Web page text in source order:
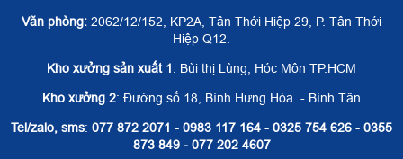
Văn phòng: 2062/12/152, KP2A, Tân Thới Hiệp 29, P. Tân Thới
Hiệp Q12.
Kho xưởng sản xuất 1: Bùi thị Lùng, Hóc Môn TP.HCM
Kho xưởng 2: Đường số 18, Bình Hưng Hòa - Bình Tân
Tel/zalo, sms: 077 872 2071 - 0983 117 164 - 0325 754 626 - 0355
873 849 - 077 202 4607